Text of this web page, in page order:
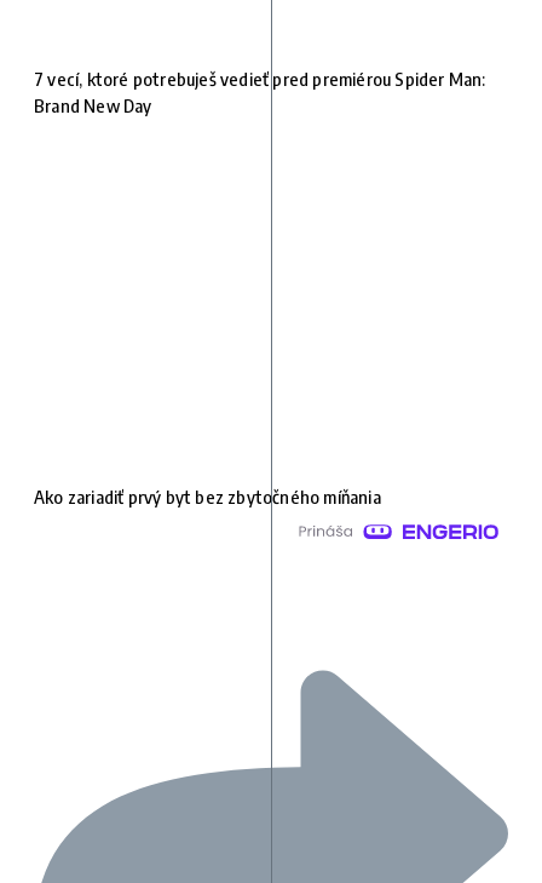
7 vecí, ktoré potrebuješ vedieť pred premiérou Spider Man:
Brand New Day
Ako zariadiť prvý byt bez zbytočného míňania